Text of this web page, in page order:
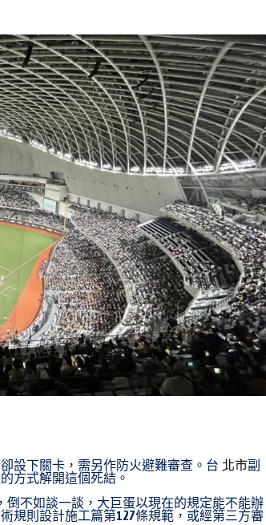
設下關卡，需另作防火避難審查。台 北市副
方式解開這個死結。
不如談一談，大巨蛋以現在的規定能不能辦
規則設計施工篇第127條規範，或經第三方審